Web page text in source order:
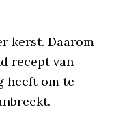
kerst. Daarom
recept van
heeft om te